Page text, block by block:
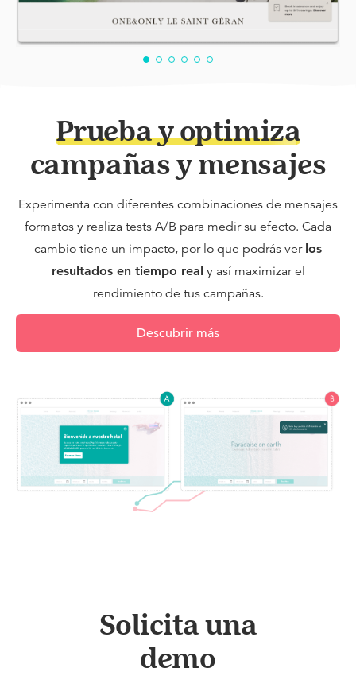
Prueba y optimiza
campañas y mensajes
Experimenta con diferentes combinaciones de mensajes
formatos y realiza tests A/B para medir su efecto. Cada
cambio tiene un impacto, por lo que podrás ver los
resultados en tiempo real y así maximizar el
rendimiento de tus campañas.
Descubrir más
Solicita una
demo